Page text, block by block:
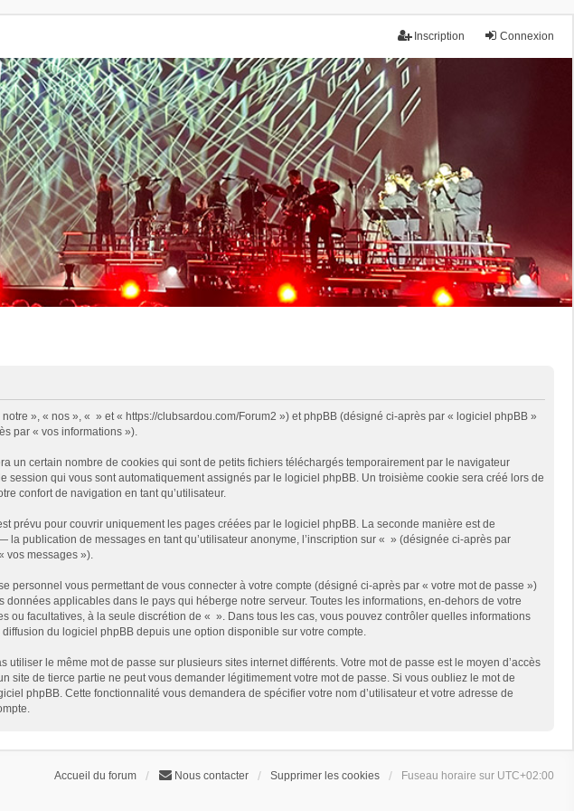
Connexion
Inscription
», « nos », « » et « https://clubsardou.com/Forum2 ») et phpBB (désigné ci-après par « logiciel phpBB »
par « vos informations »).
certain nombre de cookies qui sont de petits fichiers téléchargés temporairement par le navigateur
qui vous sont automatiquement assignés par le logiciel phpBB. Un troisième cookie sera créé lors de
confort de navigation en tant qu’utilisateur.
prévu pour couvrir uniquement les pages créées par le logiciel phpBB. La seconde manière est de
publication de messages en tant qu’utilisateur anonyme, l’inscription sur « » (désignée ci-après par
vos messages »).
vous permettant de vous connecter à votre compte (désigné ci-après par « votre mot de passe »)
applicables dans le pays qui héberge notre serveur. Toutes les informations, en-dehors de votre
facultatives, à la seule discrétion de « ». Dans tous les cas, vous pouvez contrôler quelles informations
du logiciel phpBB depuis une option disponible sur votre compte.
le même mot de passe sur plusieurs sites internet différents. Votre mot de passe est le moyen d’accès
de tierce partie ne peut vous demander légitimement votre mot de passe. Si vous oubliez le mot de
phpBB. Cette fonctionnalité vous demandera de spécifier votre nom d’utilisateur et votre adresse de
Accueil du forum Nous contacter Supprimer les cookies Fuseau horaire sur UTC+02:00